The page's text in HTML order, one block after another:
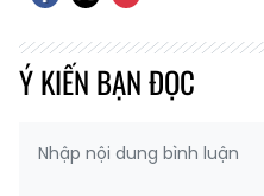
Ý KIẾN BẠN ĐỌC